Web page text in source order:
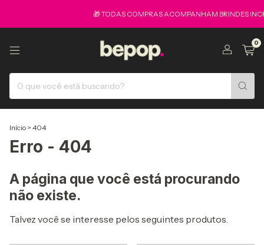
🎁 TODAS COMPRAS ACOMPANHAM BRINDES
0
Início > 404
Erro - 404
A página que você está procurando
não existe.
Talvez você se interesse pelos seguintes produtos.